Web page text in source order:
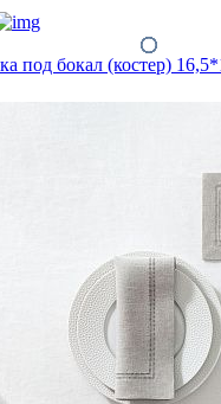
под бокал (костер)